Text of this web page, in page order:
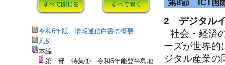
第8節 ICT国
2 デジタル
社会・経済
ーズが世界的
ジタル産業の
令和6年版 情報通信白書の概要
凡例
本編
第Ⅰ部 特集① 令和6年能登半島地